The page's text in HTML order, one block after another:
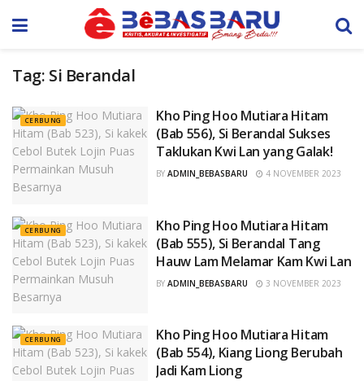
Tag: Si Berandal
CERBUNG
Kho Ping Hoo Mutiara Hitam
(Bab 556), Si Berandal Sukses
Taklukan Kwi Lan yang Galak!
BY ADMIN_BEBASBARU 4 NOVEMBER 2023
CERBUNG
Kho Ping Hoo Mutiara Hitam
(Bab 555), Si Berandal Tang
Hauw Lam Melamar Kam Kwi Lan
BY ADMIN_BEBASBARU 3 NOVEMBER 2023
CERBUNG
Kho Ping Hoo Mutiara Hitam
(Bab 554), Kiang Liong Berubah
Jadi Kam Liong